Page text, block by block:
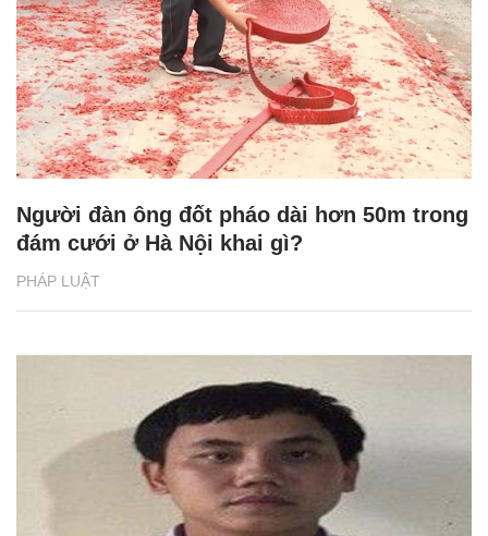
PHÁP LUẬT
Người đàn ông đốt pháo dài hơn 50m trong
đám cưới ở Hà Nội khai gì?